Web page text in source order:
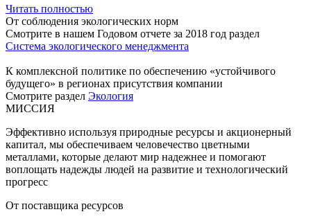
Читать полностью
От соблюдения экологических норм
Смотрите в нашем Годовом отчете за 2018 год раздел
Система экологического менеджмента
К комплексной политике по обеспечению «устойчивого
будущего» в регионах присутствия компании
Смотрите раздел Экология
МИССИЯ
Эффективно используя природные ресурсы и акционерный
капитал, мы обеспечиваем человечество цветными
металлами, которые делают мир надежнее и помогают
воплощать надежды людей на развитие и технологический
прогресс
От поставщика ресурсов